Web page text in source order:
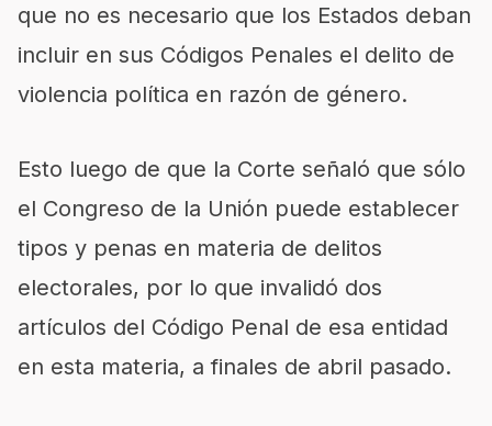
que no es necesario que los Estados deban
incluir en sus Códigos Penales el delito de
violencia política en razón de género.
Esto luego de que la Corte señaló que sólo
el Congreso de la Unión puede establecer
tipos y penas en materia de delitos
electorales, por lo que invalidó dos
artículos del Código Penal de esa entidad
en esta materia, a finales de abril pasado.